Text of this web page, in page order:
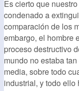
Es cierto que
condenado a
comparación de los
embargo, el hombre
proceso destructivo
mundo no estaba
media, sobre todo
industrial, y todo ello